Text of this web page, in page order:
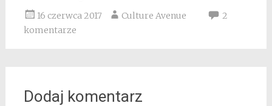
16 czerwca 2017 Culture Avenue
2
komentarze
Dodaj komentarz